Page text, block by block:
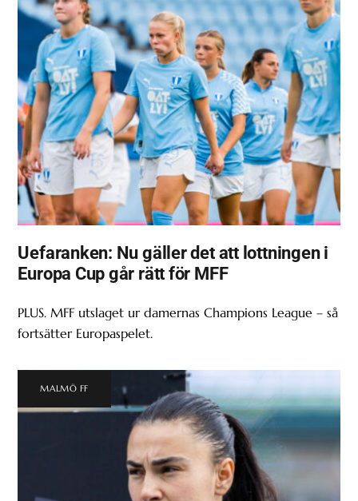
Uefaranken: Nu gäller det att lottningen i
Europa Cup går rätt för MFF
PLUS. MFF utslaget ur damernas Champions League – så
fortsätter Europaspelet.
MALMÖ FF